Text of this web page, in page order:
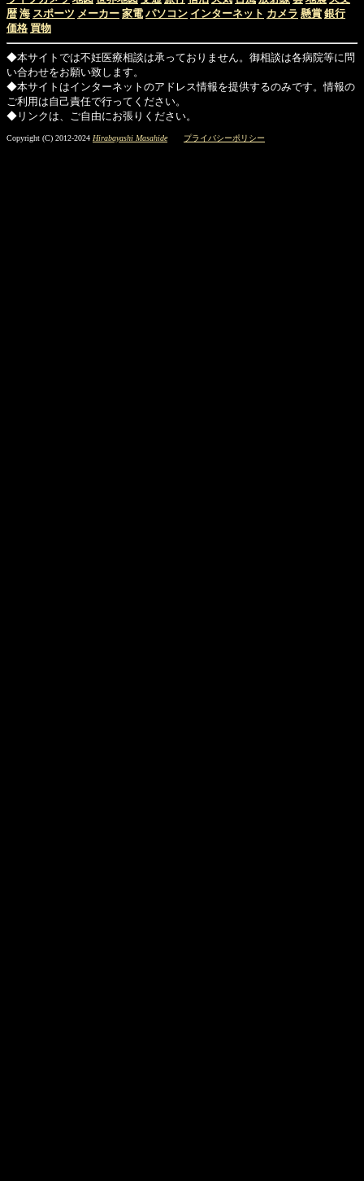
暦 海 スポーツ メーカー 家電 パソコン インターネット カメラ 懸賞 銀行
価格 買物
◆本サイトでは不妊医療相談は承っておりません。御相談は各病院等に問
い合わせをお願い致します。
◆本サイトはインターネットのアドレス情報を提供するのみです。情報の
ご利用は自己責任で行ってください。
◆リンクは、ご自由にお張りください。
Copyright (C) 2012-2024 Hirabayashi Masahide プライバシーポリシー